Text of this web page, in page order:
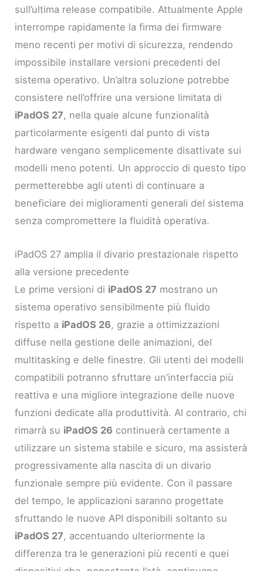
sull’ultima release compatibile. Attualmente Apple
interrompe rapidamente la firma dei firmware
meno recenti per motivi di sicurezza, rendendo
impossibile installare versioni precedenti del
sistema operativo. Un’altra soluzione potrebbe
consistere nell’offrire una versione limitata di
iPadOS 27, nella quale alcune funzionalità
particolarmente esigenti dal punto di vista
hardware vengano semplicemente disattivate sui
modelli meno potenti. Un approccio di questo tipo
permetterebbe agli utenti di continuare a
beneficiare dei miglioramenti generali del sistema
senza compromettere la fluidità operativa.
iPadOS 27 amplia il divario prestazionale rispetto
alla versione precedente
Le prime versioni di iPadOS 27 mostrano un
sistema operativo sensibilmente più fluido
rispetto a iPadOS 26, grazie a ottimizzazioni
diffuse nella gestione delle animazioni, del
multitasking e delle finestre. Gli utenti dei modelli
compatibili potranno sfruttare un’interfaccia più
reattiva e una migliore integrazione delle nuove
funzioni dedicate alla produttività. Al contrario, chi
rimarrà su iPadOS 26 continuerà certamente a
utilizzare un sistema stabile e sicuro, ma assisterà
progressivamente alla nascita di un divario
funzionale sempre più evidente. Con il passare
del tempo, le applicazioni saranno progettate
sfruttando le nuove API disponibili soltanto su
iPadOS 27, accentuando ulteriormente la
differenza tra le generazioni più recenti e quei